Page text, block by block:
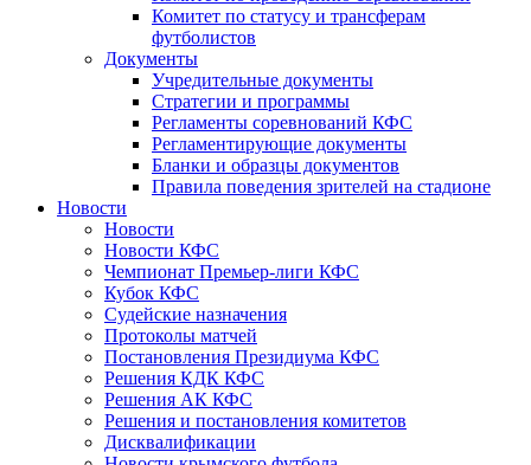
Комитет по статусу и трансферам
футболистов
Документы
Учредительные документы
Стратегии и программы
Регламенты соревнований КФС
Регламентирующие документы
Бланки и образцы документов
Правила поведения зрителей на стадионе
Новости
Новости
Новости КФС
Чемпионат Премьер-лиги КФС
Кубок КФС
Судейские назначения
Протоколы матчей
Постановления Президиума КФС
Решения КДК КФС
Решения АК КФС
Решения и постановления комитетов
Дисквалификации